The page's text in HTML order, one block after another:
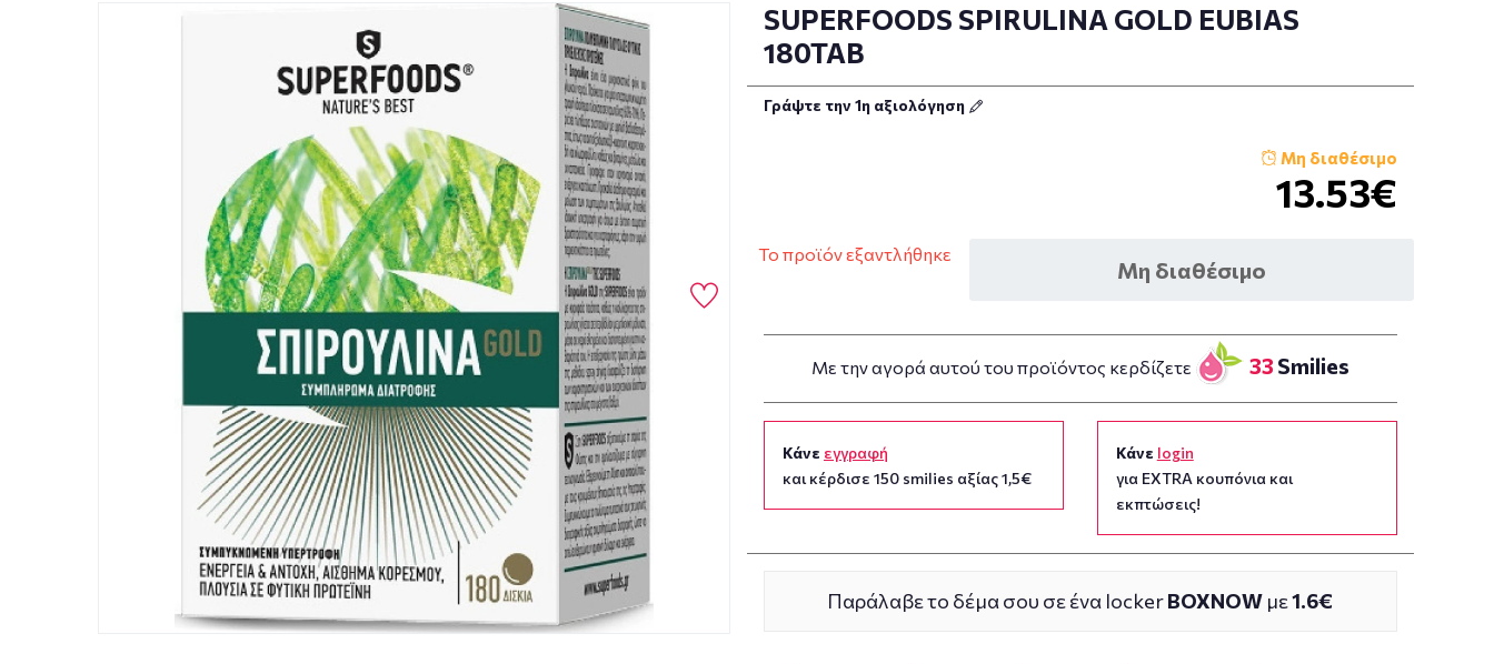
SUPERFOODS SPIRULINA GOLD EUBIAS
180TAB
Γράψτε την 1η αξιολόγηση
Μη διαθέσιμο
13.53€
Το προϊόν εξαντλήθηκε
Μη διαθέσιμο
Με την αγορά αυτού του προϊόντος κερδίζετε 33 Smilies
Κάνε εγγραφή
και κέρδισε 150 smilies αξίας 1,5€
Κάνε login
για EXTRA κουπόνια και
εκπτώσεις!
Παράλαβε το δέμα σου σε ένα lockerBOXNOW με1.6€